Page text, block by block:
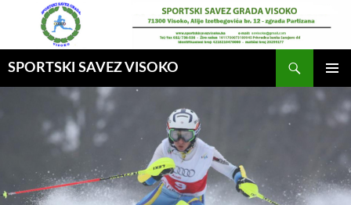
SPORTSKI SAVEZ VISOKO
GLAVNI